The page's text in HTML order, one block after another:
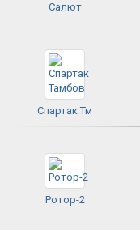
Салют
Спартак Тм
Ротор-2